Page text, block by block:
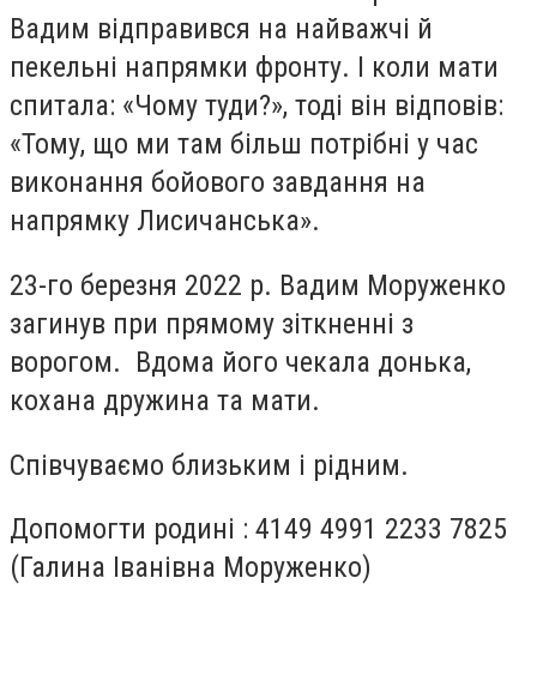
Вадим відправився на найважчі й
пекельні напрямки фронту. І коли мати
спитала: «Чому туди?», тоді він відповів:
«Тому, що ми там більш потрібні у час
виконання бойового завдання на
напрямку Лисичанська».
23-го березня 2022 р. Вадим Моруженко
загинув при прямому зіткненні з
ворогом. Вдома його чекала донька,
кохана дружина та мати.
Співчуваємо близьким і рідним.
Допомогти родині : 4149 4991 2233 7825
(Галина Іванівна Моруженко)